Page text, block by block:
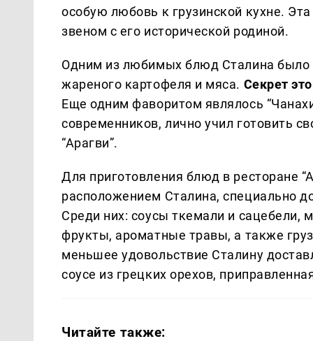
особую любовь к грузинской кухне.
звеном с его исторической родиной.
Одним из любимых блюд Сталина было
жареного картофеля и мяса. Секрет
Еще одним фаворитом являлось
современников, лично учил готовить
“Арагви”.
Для приготовления блюд в ресторане
расположением Сталина, специально
Среди них: соусы ткемали и сацебели,
фрукты, ароматные травы, а также
меньшее удовольствие Сталину
соусе из грецких орехов,
Читайте также: